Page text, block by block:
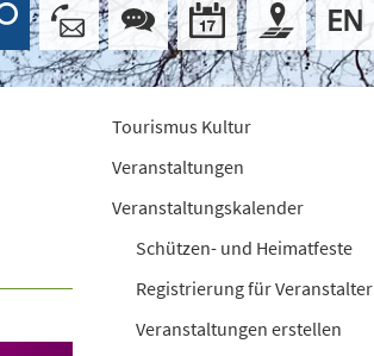
Tourismus Kultur
Veranstaltungen
Veranstaltungskalender
Schützen- und Heimatfeste
Registrierung für Veranstalter
Veranstaltungen erstellen